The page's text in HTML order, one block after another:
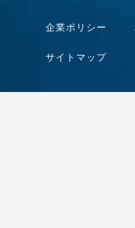
企業ポリシー
サイトマップ